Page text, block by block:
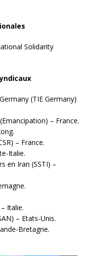
Solidarity
(TIE Germany)
– France.
– France.
Italie.
en Iran (SSTI) –
Italie.
– Etats-Unis.
Bretagne.